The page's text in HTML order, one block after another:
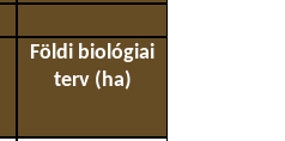
Földi biológiai
terv (ha)